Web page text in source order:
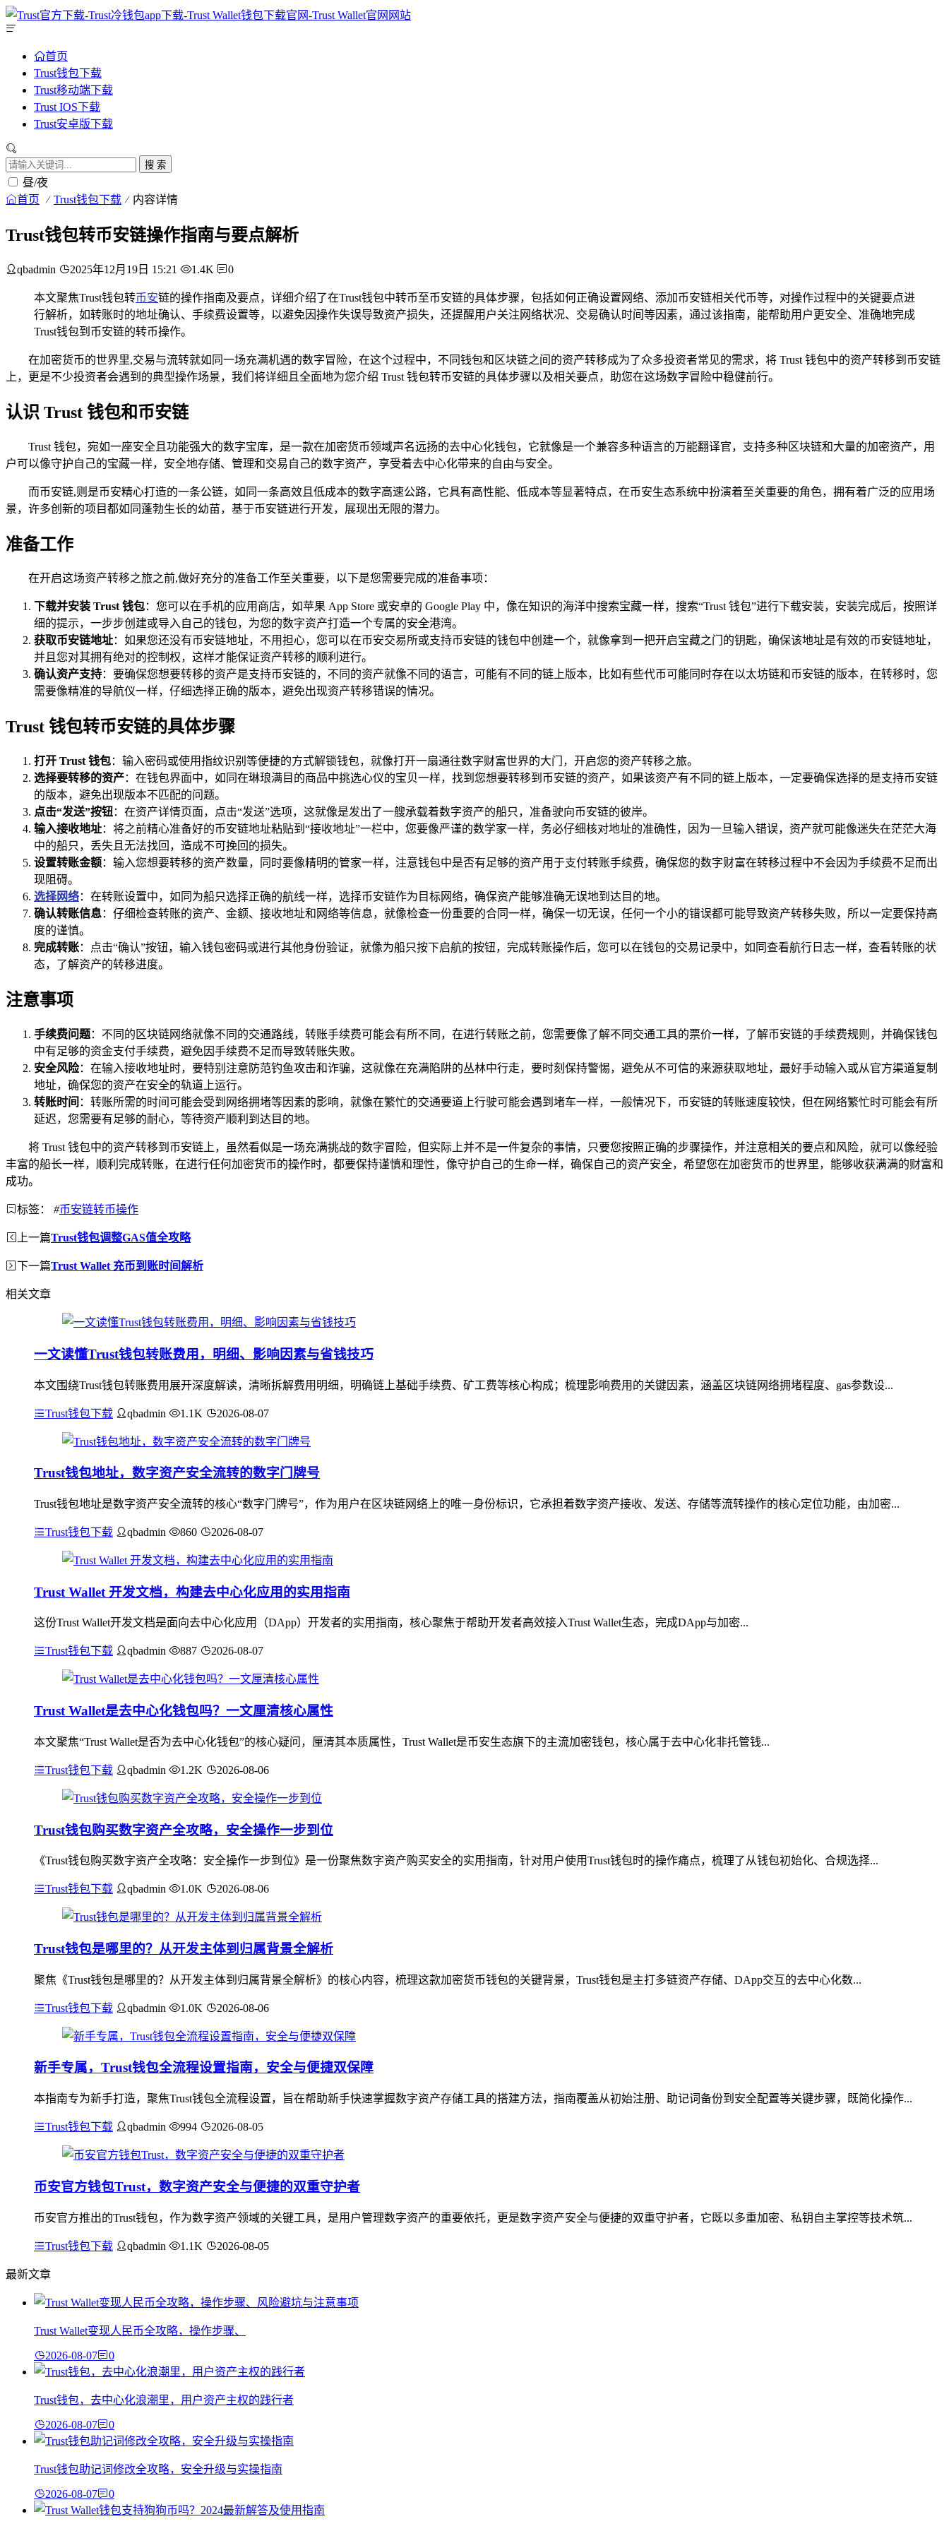
首页
Trust钱包下载
Trust移动端下载
Trust IOS下载
Trust安卓版下载
搜 索
昼/夜
首页 Trust钱包下载 内容详情
Trust钱包转币安链操作指南与要点解析
qbadmin 2025年12月19日 15:21 1.4K 0
本文聚焦Trust钱包转币安链的操作指南及要点，详细介绍了在Trust钱包中转币至币安链的具体步骤，包括如何正确设置网络、添加币安链相关代币等，对操作过程中的关键要点进
行解析，如转账时的地址确认、手续费设置等，以避免因操作失误导致资产损失，还提醒用户关注网络状况、交易确认时间等因素，通过该指南，能帮助用户更安全、准确地完成
Trust钱包到币安链的转币操作。
在加密货币的世界里,交易与流转就如同一场充满机遇的数字冒险，在这个过程中，不同钱包和区块链之间的资产转移成为了众多投资者常见的需求，将 Trust 钱包中的资产转移到币安链
上，更是不少投资者会遇到的典型操作场景，我们将详细且全面地为您介绍 Trust 钱包转币安链的具体步骤以及相关要点，助您在这场数字冒险中稳健前行。
认识 Trust 钱包和币安链
Trust 钱包，宛如一座安全且功能强大的数字宝库，是一款在加密货币领域声名远扬的去中心化钱包，它就像是一个兼容多种语言的万能翻译官，支持多种区块链和大量的加密资产，用
户可以像守护自己的宝藏一样，安全地存储、管理和交易自己的数字资产，享受着去中心化带来的自由与安全。
而币安链,则是币安精心打造的一条公链，如同一条高效且低成本的数字高速公路，它具有高性能、低成本等显著特点，在币安生态系统中扮演着至关重要的角色，拥有着广泛的应用场
景，许多创新的项目都如同蓬勃生长的幼苗，基于币安链进行开发，展现出无限的潜力。
准备工作
在开启这场资产转移之旅之前,做好充分的准备工作至关重要，以下是您需要完成的准备事项：
下载并安装 Trust 钱包：您可以在手机的应用商店，如苹果 App Store 或安卓的 Google Play 中，像在知识的海洋中搜索宝藏一样，搜索“Trust 钱包”进行下载安装，安装完成后，按照详
细的提示，一步步创建或导入自己的钱包，为您的数字资产打造一个专属的安全港湾。
获取币安链地址：如果您还没有币安链地址，不用担心，您可以在币安交易所或支持币安链的钱包中创建一个，就像拿到一把开启宝藏之门的钥匙，确保该地址是有效的币安链地址，
并且您对其拥有绝对的控制权，这样才能保证资产转移的顺利进行。
确认资产支持：要确保您想要转移的资产是支持币安链的，不同的资产就像不同的语言，可能有不同的链上版本，比如有些代币可能同时存在以太坊链和币安链的版本，在转移时，您
需要像精准的导航仪一样，仔细选择正确的版本，避免出现资产转移错误的情况。
Trust 钱包转币安链的具体步骤
打开 Trust 钱包：输入密码或使用指纹识别等便捷的方式解锁钱包，就像打开一扇通往数字财富世界的大门，开启您的资产转移之旅。
选择要转移的资产：在钱包界面中，如同在琳琅满目的商品中挑选心仪的宝贝一样，找到您想要转移到币安链的资产，如果该资产有不同的链上版本，一定要确保选择的是支持币安链
的版本，避免出现版本不匹配的问题。
点击“发送”按钮：在资产详情页面，点击“发送”选项，这就像是发出了一艘承载着数字资产的船只，准备驶向币安链的彼岸。
输入接收地址：将之前精心准备好的币安链地址粘贴到“接收地址”一栏中，您要像严谨的数学家一样，务必仔细核对地址的准确性，因为一旦输入错误，资产就可能像迷失在茫茫大海
中的船只，丢失且无法找回，造成不可挽回的损失。
设置转账金额：输入您想要转移的资产数量，同时要像精明的管家一样，注意钱包中是否有足够的资产用于支付转账手续费，确保您的数字财富在转移过程中不会因为手续费不足而出
现阻碍。
选择网络：在转账设置中，如同为船只选择正确的航线一样，选择币安链作为目标网络，确保资产能够准确无误地到达目的地。
确认转账信息：仔细检查转账的资产、金额、接收地址和网络等信息，就像检查一份重要的合同一样，确保一切无误，任何一个小的错误都可能导致资产转移失败，所以一定要保持高
度的谨慎。
完成转账：点击“确认”按钮，输入钱包密码或进行其他身份验证，就像为船只按下启航的按钮，完成转账操作后，您可以在钱包的交易记录中，如同查看航行日志一样，查看转账的状
态，了解资产的转移进度。
注意事项
手续费问题：不同的区块链网络就像不同的交通路线，转账手续费可能会有所不同，在进行转账之前，您需要像了解不同交通工具的票价一样，了解币安链的手续费规则，并确保钱包
中有足够的资金支付手续费，避免因手续费不足而导致转账失败。
安全风险：在输入接收地址时，要特别注意防范钓鱼攻击和诈骗，这就像在充满陷阱的丛林中行走，要时刻保持警惕，避免从不可信的来源获取地址，最好手动输入或从官方渠道复制
地址，确保您的资产在安全的轨道上运行。
转账时间 ：转账所需的时间可能会受到网络拥堵等因素的影响，就像在繁忙的交通要道上行驶可能会遇到堵车一样，一般情况下，币安链的转账速度较快，但在网络繁忙时可能会有所
延迟，您需要有足够的耐心，等待资产顺利到达目的地。
将 Trust 钱包中的资产转移到币安链上，虽然看似是一场充满挑战的数字冒险，但实际上并不是一件复杂的事情，只要您按照正确的步骤操作，并注意相关的要点和风险，就可以像经验
丰富的船长一样，顺利完成转账，在进行任何加密货币的操作时，都要保持谨慎和理性，像守护自己的生命一样，确保自己的资产安全，希望您在加密货币的世界里，能够收获满满的财富和
成功。
标签： #币安链转币操作
上一篇Trust钱包调整GAS值全攻略
下一篇Trust Wallet 充币到账时间解析
相关文章
一文读懂Trust钱包转账费用，明细、影响因素与省钱技巧
本文围绕Trust钱包转账费用展开深度解读，清晰拆解费用明细，明确链上基础手续费、矿工费等核心构成；梳理影响费用的关键因素，涵盖区块链网络拥堵程度、gas参数设...
Trust钱包下载 qbadmin 1.1K 2026-08-07
Trust钱包地址，数字资产安全流转的数字门牌号
Trust钱包地址是数字资产安全流转的核心“数字门牌号”，作为用户在区块链网络上的唯一身份标识，它承担着数字资产接收、发送、存储等流转操作的核心定位功能，由加密...
Trust钱包下载 qbadmin 860 2026-08-07
Trust Wallet 开发文档，构建去中心化应用的实用指南
这份Trust Wallet开发文档是面向去中心化应用（DApp）开发者的实用指南，核心聚焦于帮助开发者高效接入Trust Wallet生态，完成DApp与加密...
Trust钱包下载 qbadmin 887 2026-08-07
Trust Wallet是去中心化钱包吗？一文厘清核心属性
本文聚焦“Trust Wallet是否为去中心化钱包”的核心疑问，厘清其本质属性，Trust Wallet是币安生态旗下的主流加密钱包，核心属于去中心化非托管钱...
Trust钱包下载 qbadmin 1.2K 2026-08-06
Trust钱包购买数字资产全攻略，安全操作一步到位
《Trust钱包购买数字资产全攻略：安全操作一步到位》是一份聚焦数字资产购买安全的实用指南，针对用户使用Trust钱包时的操作痛点，梳理了从钱包初始化、合规选择...
Trust钱包下载 qbadmin 1.0K 2026-08-06
Trust钱包是哪里的？从开发主体到归属背景全解析
聚焦《Trust钱包是哪里的？从开发主体到归属背景全解析》的核心内容，梳理这款加密货币钱包的关键背景，Trust钱包是主打多链资产存储、DApp交互的去中心化数...
Trust钱包下载 qbadmin 1.0K 2026-08-06
新手专属，Trust钱包全流程设置指南，安全与便捷双保障
本指南专为新手打造，聚焦Trust钱包全流程设置，旨在帮助新手快速掌握数字资产存储工具的搭建方法，指南覆盖从初始注册、助记词备份到安全配置等关键步骤，既简化操作...
Trust钱包下载 qbadmin 994 2026-08-05
币安官方钱包Trust，数字资产安全与便捷的双重守护者
币安官方推出的Trust钱包，作为数字资产领域的关键工具，是用户管理数字资产的重要依托，更是数字资产安全与便捷的双重守护者，它既以多重加密、私钥自主掌控等技术筑...
Trust钱包下载 qbadmin 1.1K 2026-08-05
最新文章
Trust Wallet变现人民币全攻略，操作步骤、
2026-08-07 0
Trust钱包，去中心化浪潮里，用户资产主权的践行者
2026-08-07 0
Trust钱包助记词修改全攻略，安全升级与实操指南
2026-08-07 0